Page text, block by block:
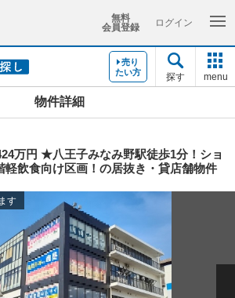
無料
会員登録
ログイン
売り
たい方
探す menu
物件詳細
万円 ★八王子みなみ野駅徒歩1分！ショ
軽飲食向け区画！の居抜き・貸店舗物件
す